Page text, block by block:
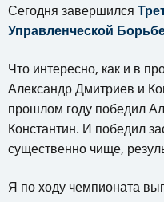
Сегодня завершился
Управленческой
Что интересно, как и в
Александр Дмитриев и
прошлом году победил
Константин. И победил
существенно чище,
Я по ходу чемпионата